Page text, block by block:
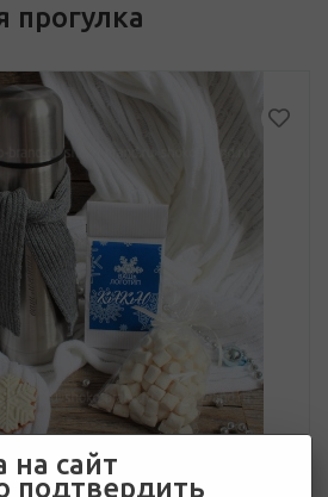
прогулка
на сайт
подтвердить